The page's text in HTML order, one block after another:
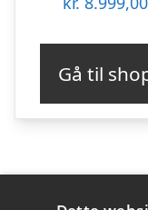
Gå til
Varekategorier